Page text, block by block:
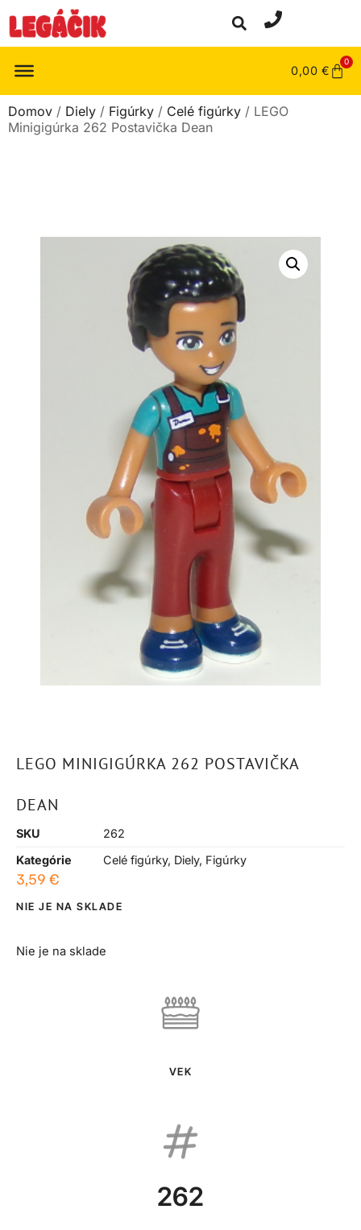
0,00 €
0
Domov / Diely / Figúrky / Celé figúrky / LEGO
Minigigúrka 262 Postavička Dean
LEGO MINIGIGÚRKA 262 POSTAVIČKA
DEAN
SKU
262
Kategórie
Celé figúrky, Diely, Figúrky
3,59 €
NIE JE NA SKLADE
Nie je na sklade
VEK
262